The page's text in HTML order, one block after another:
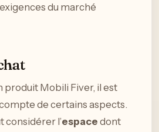
du marché
produit Mobili Fiver, il est
de certains aspects.
considérer l’espace dont